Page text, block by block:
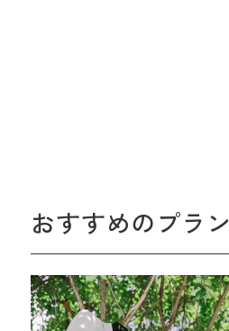
おすすめのプラン